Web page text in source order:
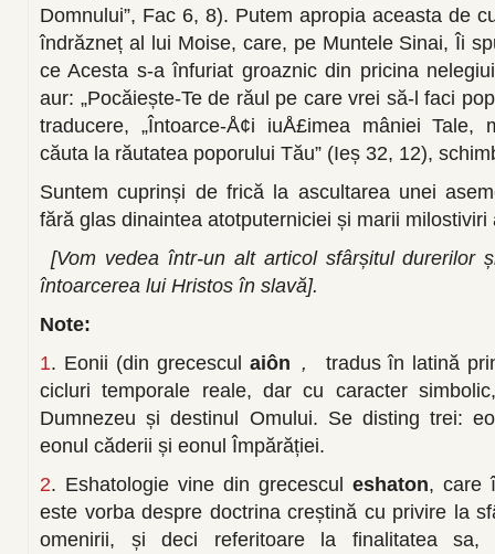
Domnului”, Fac 6, 8). Putem apropia aceasta de
îndrăzneț al lui Moise, care, pe Muntele Sinai, Îi
ce Acesta s-a înfuriat groaznic din pricina
aur: „Pocăiește-Te de răul pe care vrei să-l faci
traducere, „Întoarce-Å¢i iuÅ£imea mâniei Tale,
căuta la răutatea poporului Tău” (Ieș 32, 12),
Suntem cuprinși de frică la ascultarea unei
fără glas dinaintea atotputerniciei și marii milostiviri
[Vom vedea într-un alt articol sfârșitul durerilor
întoarcerea lui Hristos în slavă].
Note:
1. Eonii (din grecescul aiôn ,
tradus în latină
cicluri temporale reale, dar cu caracter
Dumnezeu și destinul Omului. Se disting trei:
eonul căderii și eonul Împărăției.
2. Eshatologie vine din grecescul eshaton, care
este vorba despre doctrina creștină cu privire la
omenirii, și deci referitoare la finalitatea